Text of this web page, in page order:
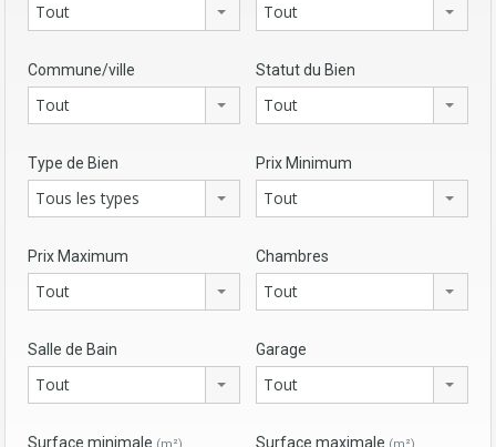
Tout Tout
Commune/ville
Tout
Statut du Bien
Tout
Type de Bien
Tous les types
Prix Minimum
Tout
Prix Maximum
Tout
Chambres
Tout
Salle de Bain
Tout
Garage
Tout
Surface minimale Surface maximale